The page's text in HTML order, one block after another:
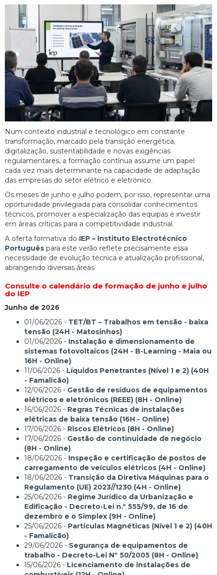
Num contexto industrial e tecnológico em constante
transformação, marcado pela transição energética,
digitalização, sustentabilidade e novas exigências
regulamentares, a formação contínua assume um papel
cada vez mais determinante na capacidade de adaptação
das empresas do setor elétrico e eletrónico.
Os meses de junho e julho podem, por isso, representar uma
oportunidade privilegiada para consolidar conhecimentos
técnicos, promover a especialização das equipas e investir
em áreas críticas para a competitividade industrial.
A oferta formativa do IEP – Instituto Electrotécnico
Português para este verão reflete precisamente essa
necessidade de evolução técnica e atualização profissional,
abrangendo diversas áreas
Consulte o calendário de formação de junho e julho
do IEP
Junho de 2026
01/06/2026 - TET/BT – Trabalhos em tensão - baixa
tensão (24H - Matosinhos)
01/06/2026 - Instalação e dimensionamento de
sistemas fotovoltaicos (24H - B-Learning - Maia ou
16H - Online)
11/06/2026 - Líquidos Penetrantes (Nível 1 e 2) (40H
- Famalicão)
12/06/2026 - Gestão de resíduos de equipamentos
elétricos e eletrónicos (REEE) (8H - Online)
16/06/2026 - Regras Técnicas de instalações
elétricas de baixa tensão (16H - Online)
17/06/2026 - Riscos Elétricos (8H - Online)
17/06/2026 - Gestão de continuidade de negócio
(8H - Online)
18/06/2026 - Inspeção e certificação de postos de
carregamento de veículos elétricos (4H - Online)
18/06/2026 - Transição da Diretiva Máquinas para o
Regulamento (UE) 2023//1230 (4H - Online)
25/06/2026 - Regime Jurídico da Urbanização e
Edificação - Decreto-Lei n.º 555/99, de 16 de
dezembro e o Simplex (9H - Online)
25/06/2026 - Partículas Magnéticas (Nível 1 e 2) (40H
- Famalicão)
29/06/2026 - Segurança de equipamentos de
trabalho - Decreto-Lei Nº 50/2005 (8H - Online)
15/06/2026 - Licenciamento de instalações de